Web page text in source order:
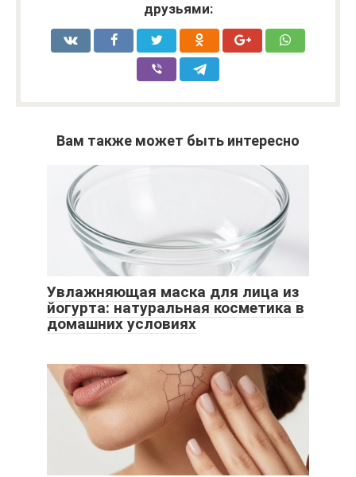
друзьями:
Вам также может быть интересно
Увлажняющая маска для лица из
йогурта: натуральная косметика в
домашних условиях